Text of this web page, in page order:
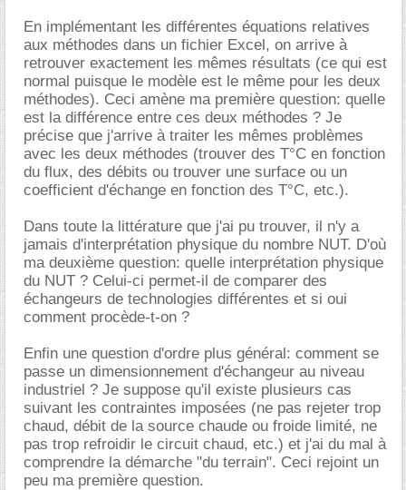
En implémentant les différentes équations relatives
aux méthodes dans un fichier Excel, on arrive à
retrouver exactement les mêmes résultats (ce qui est
normal puisque le modèle est le même pour les deux
méthodes). Ceci amène ma première question: quelle
est la différence entre ces deux méthodes ? Je
précise que j'arrive à traiter les mêmes problèmes
avec les deux méthodes (trouver des T°C en fonction
du flux, des débits ou trouver une surface ou un
coefficient d'échange en fonction des T°C, etc.).
Dans toute la littérature que j'ai pu trouver, il n'y a
jamais d'interprétation physique du nombre NUT. D'où
ma deuxième question: quelle interprétation physique
du NUT ? Celui-ci permet-il de comparer des
échangeurs de technologies différentes et si oui
comment procède-t-on ?
Enfin une question d'ordre plus général: comment se
passe un dimensionnement d'échangeur au niveau
industriel ? Je suppose qu'il existe plusieurs cas
suivant les contraintes imposées (ne pas rejeter trop
chaud, débit de la source chaude ou froide limité, ne
pas trop refroidir le circuit chaud, etc.) et j'ai du mal à
comprendre la démarche "du terrain". Ceci rejoint un
peu ma première question.